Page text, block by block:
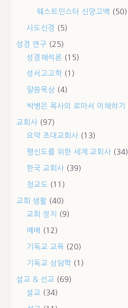
웨스트민스터 신앙고백 (50)
사도신경 (5)
성경 연구 (25)
성경해석론 (15)
성서고고학 (1)
말씀묵상 (4)
박병은 목사의 로마서 이해하기
교회사 (97)
요약 초대교회사 (13)
평신도를 위한 세계 교회사 (34)
한국 교회사 (39)
청교도 (11)
교회 생활 (40)
교회 정치
(9)
예배 (12)
기독교 교육 (20)
기독교 상담학 (1)
설교 & 선교
(69)
설교
(34)